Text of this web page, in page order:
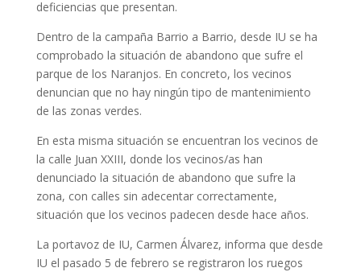
deficiencias que presentan.
Dentro de la campaña Barrio a Barrio, desde IU se ha
comprobado la situación de abandono que sufre el
parque de los Naranjos. En concreto, los vecinos
denuncian que no hay ningún tipo de mantenimiento
de las zonas verdes.
En esta misma situación se encuentran los vecinos de
la calle Juan XXIII, donde los vecinos/as han
denunciado la situación de abandono que sufre la
zona, con calles sin adecentar correctamente,
situación que los vecinos padecen desde hace años.
La portavoz de IU, Carmen Álvarez, informa que desde
IU el pasado 5 de febrero se registraron los ruegos